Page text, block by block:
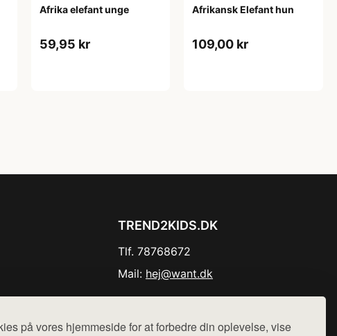
på vores hjemmeside for at forbedre din oplevelse, vise
Afrika elefant unge
59,95 kr
Afrikansk Elefant hun
109,00 kr
TREND2KIDS.DK
Tlf. 78768672
Mail: hej@want.dk